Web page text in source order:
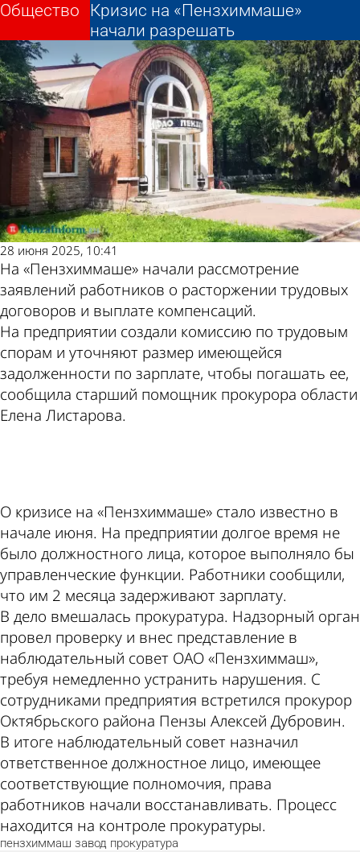
Кризис на «Пензхиммаше»
начали разрешать
Общество
28 июня 2025, 10:41
На «Пензхиммаше» начали рассмотрение
заявлений работников о расторжении трудовых
договоров и выплате компенсаций.
На предприятии создали комиссию по трудовым
спорам и уточняют размер имеющейся
задолженности по зарплате, чтобы погашать ее,
сообщила старший помощник прокурора области
Елена Листарова.
О кризисе на «Пензхиммаше» стало известно в
начале июня. На предприятии долгое время не
было должностного лица, которое выполняло бы
управленческие функции. Работники сообщили,
что им 2 месяца задерживают зарплату.
В дело вмешалась прокуратура. Надзорный орган
провел проверку и внес представление в
наблюдательный совет ОАО «Пензхиммаш»,
требуя немедленно устранить нарушения. С
сотрудниками предприятия встретился прокурор
Октябрьского района Пензы Алексей Дубровин.
В итоге наблюдательный совет назначил
ответственное должностное лицо, имеющее
соответствующие полномочия, права
работников начали восстанавливать. Процесс
находится на контроле прокуратуры.
пензхиммаш завод прокуратура
Кризис на «Пензхиммаше»
начали разрешать
Общество
Другие новости по
теме
Погода и курсы
валют в Пензе